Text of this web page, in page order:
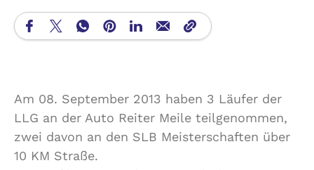
Am 08. September 2013 haben 3 Läufer der
LLG an der Auto Reiter Meile teilgenommen,
zwei davon an den SLB Meisterschaften über
10 KM Straße.